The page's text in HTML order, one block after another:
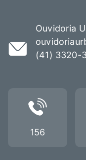
Ouvidoria
(41) 3320-
156